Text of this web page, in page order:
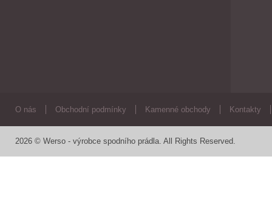
O nás Obchodní podmínky Kamenné obchody Kontakty
2026 © Werso - výrobce spodního prádla. All Rights Reserved.